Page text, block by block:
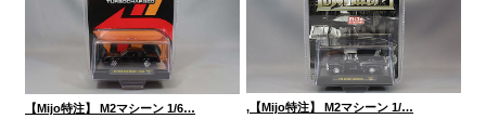
【Mijo特注】 M2マシーン 1/6… ,【Mijo特注】 M2マシーン 1/…